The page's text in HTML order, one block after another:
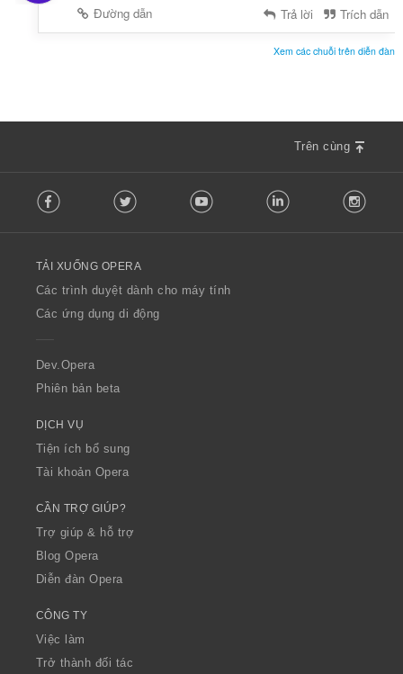
Đường dẫn
Trả lời Trích dẫn
Xem các chuỗi trên diễn đàn
Trên cùng
o
w
O
p
a
Facebook Twitter Youtube LinkedIn
TẢI XUỐNG OPERA
Các trình duyệt dành cho máy tính
Các ứng dụng di động
Dev.Opera
Phiên bản beta
DỊCH VỤ
Tiện ích bổ sung
Tài khoản Opera
CẦN TRỢ GIÚP?
Trợ giúp & hỗ trợ
Blog Opera
Diễn đàn Opera
CÔNG TY
Việc làm
Trở thành đối tác